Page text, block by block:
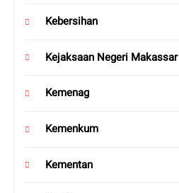
Kebersihan
Kejaksaan Negeri Makassar
Kemenag
Kemenkum
Kementan